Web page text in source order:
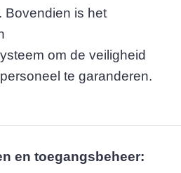
Bovendien is het
om de veiligheid
te garanderen.
en toegangsbeheer: